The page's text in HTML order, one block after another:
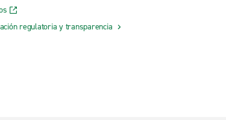
regulatoria y transparencia